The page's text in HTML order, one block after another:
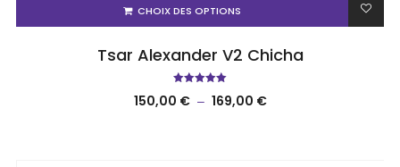
CHOIX DES OPTIONS
Tsar Alexander V2 Chicha
5.00
150,00 € – 169,00 €